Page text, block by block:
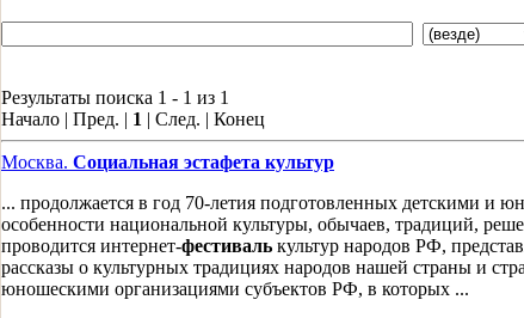
Результаты поиска 1 - 1 из 1
Начало | Пред. | 1 | След. | Конец
Москва. Социальная эстафета культур
... продолжается в год 70-летия подготовленных детскими и
особенности национальной культуры, обычаев, традиций,
проводится интернет-фестиваль культур народов РФ,
рассказы о культурных традициях народов нашей страны и
юношескими организациями субъектов РФ, в которых ...